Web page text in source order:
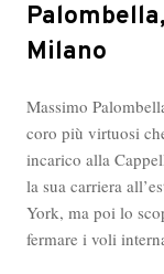
Milano
Massimo
coro più virtuosi
incarico alla
la sua carriera
York, ma poi lo
fermare i voli